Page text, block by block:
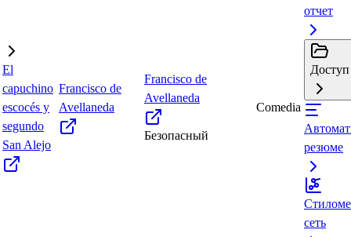
El
capuchino
escocés y
segundo
San Alejo
Francisco de
Avellaneda
Francisco de
Avellaneda
Безопасный
Comedia
отчет
Доступ
резюме
сеть